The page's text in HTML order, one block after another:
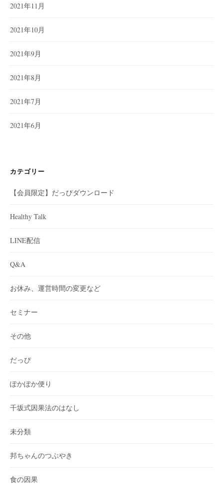
2021年11月
2021年10月
2021年9月
2021年8月
2021年7月
2021年6月
カテゴリー
【会員限定】だっぴダウンロード
Healthy Talk
LINE配信
Q&A
お休み、運営時間の変更など
セミナー
その他
だっぴ
ぽかぽか便り
千坂式因果法のはなし
未分類
邦ちゃんのつぶやき
食の因果